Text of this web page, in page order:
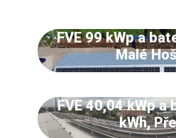
FVE 99 kWp a
Malé
FVE 40,04 kWp
kWh,